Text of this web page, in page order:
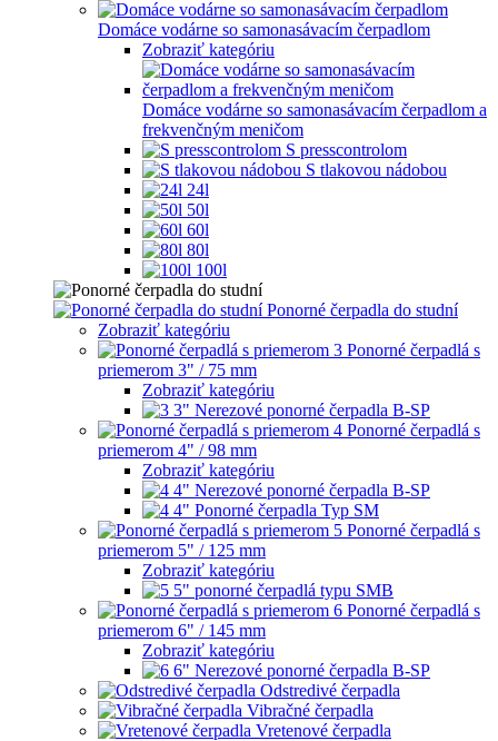
Domáce vodárne so samonasávacím čerpadlom
Zobraziť kategóriu
Domáce vodárne so samonasávacím čerpadlom a
frekvenčným meničom
S presscontrolom
S tlakovou nádobou
24l
50l
60l
80l
100l
Ponorné čerpadla do studní
Zobraziť kategóriu
Ponorné čerpadlá s
priemerom 3" / 75 mm
Zobraziť kategóriu
3" Nerezové ponorné čerpadla B-SP
Ponorné čerpadlá s
priemerom 4" / 98 mm
Zobraziť kategóriu
4" Nerezové ponorné čerpadla B-SP
4" Ponorné čerpadla Typ SM
Ponorné čerpadlá s
priemerom 5" / 125 mm
Zobraziť kategóriu
5" ponorné čerpadlá typu SMB
Ponorné čerpadlá s
priemerom 6" / 145 mm
Zobraziť kategóriu
6" Nerezové ponorné čerpadla B-SP
Odstredivé čerpadla
Vibračné čerpadla
Vretenové čerpadla